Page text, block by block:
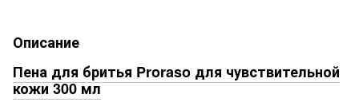
Описание
Пена для бритья Proraso для чувствительной
кожи 300 мл